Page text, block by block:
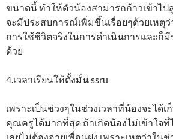
ขนาดนี้ ทำให้ตัวน้องสามารถก้าวเข้าไป
จะมีประสบการณ์เพิ่มขึ้นเรื่อยๆด้วยเหตุว่
การใช้ชีวิตจริงในการดำเนินการและก็มี
ด้วย
4.เวลาเรียนให้ตั้งมั่น ssru
เพราะเป็นช่วงๆในช่วงเวลาที่น้องจะได้
คุณครูได้มากที่สุด ถ้าเกิดน้องไม่เข้าใจ